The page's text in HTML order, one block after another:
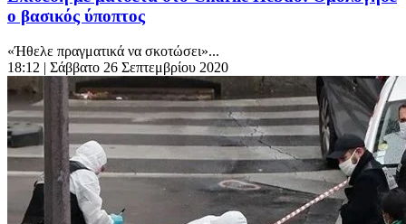
ο βασικός ύποπτος
«Ήθελε πραγματικά να σκοτώσει»...
18:12 | Σάββατο 26 Σεπτεμβρίου 2020